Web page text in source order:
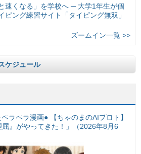
速くなる」を学校へ ─ 大学1年生が個
ピング練習サイト「タイピング無双」
ズームイン一覧 >>
ケジュール
ラペラ漫画● 【ちゃのまのAIプロト】
』がやってきた！」（2026年8月6